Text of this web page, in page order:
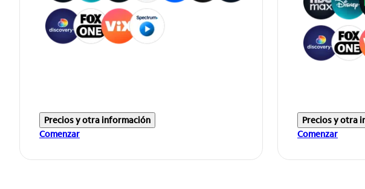
Precios y otra información
Comenzar
Precios y otra
Comenzar